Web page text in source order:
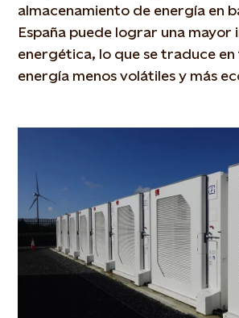
almacenamiento de energía en
España puede lograr una mayor
energética, lo que se traduce
energía menos volátiles y más